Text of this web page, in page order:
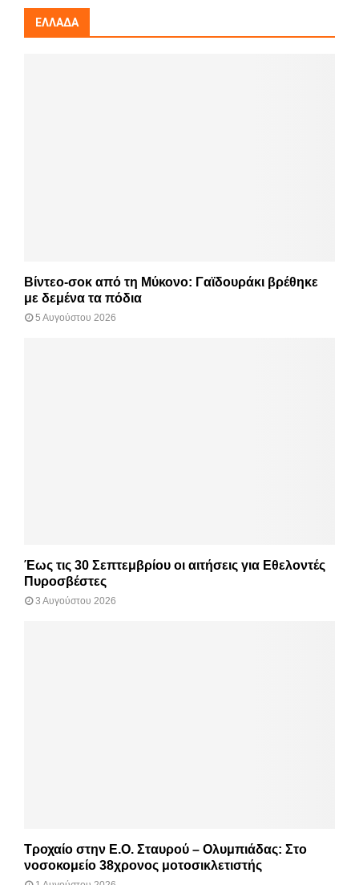
ΕΛΛΆΔΑ
Βίντεο-σοκ από τη Μύκονο: Γαϊδουράκι βρέθηκε
με δεμένα τα πόδια
5 Αυγούστου 2026
Έως τις 30 Σεπτεμβρίου οι αιτήσεις για Εθελοντές
Πυροσβέστες
3 Αυγούστου 2026
Τροχαίο στην Ε.Ο. Σταυρού – Ολυμπιάδας: Στο
νοσοκομείο 38χρονος μοτοσικλετιστής